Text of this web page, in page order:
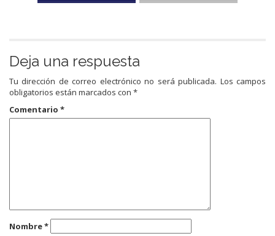
Deja una respuesta
Tu dirección de correo electrónico no será publicada. Los campos
obligatorios están marcados con *
Comentario *
Nombre*